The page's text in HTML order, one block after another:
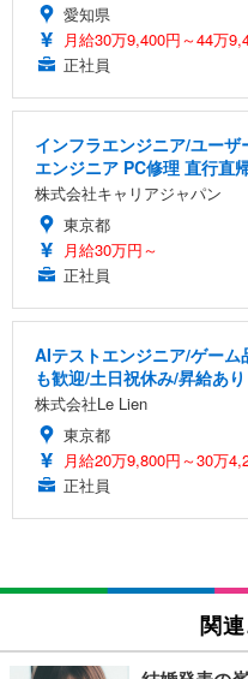
愛知県
月給30万9,400円～44万
正社員
インフラエンジニア/ユー
エンジニア PC修理 直行直
株式会社キャリアジャパン
東京都
月給30万円～
正社員
AIテストエンジニア/ゲー
も歓迎/土日祝休み/昇給あり
株式会社Le Lien
東京都
月給20万9,800円～30万
正社員
関